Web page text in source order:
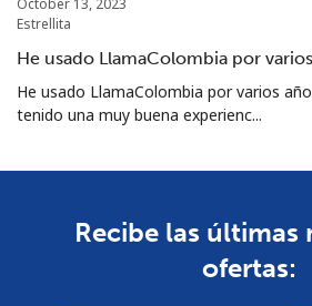
Estrellita
He usado LlamaColombia por
He usado LlamaColombia por varios
tenido una muy buena experienc...
Recibe las últimas
ofertas: